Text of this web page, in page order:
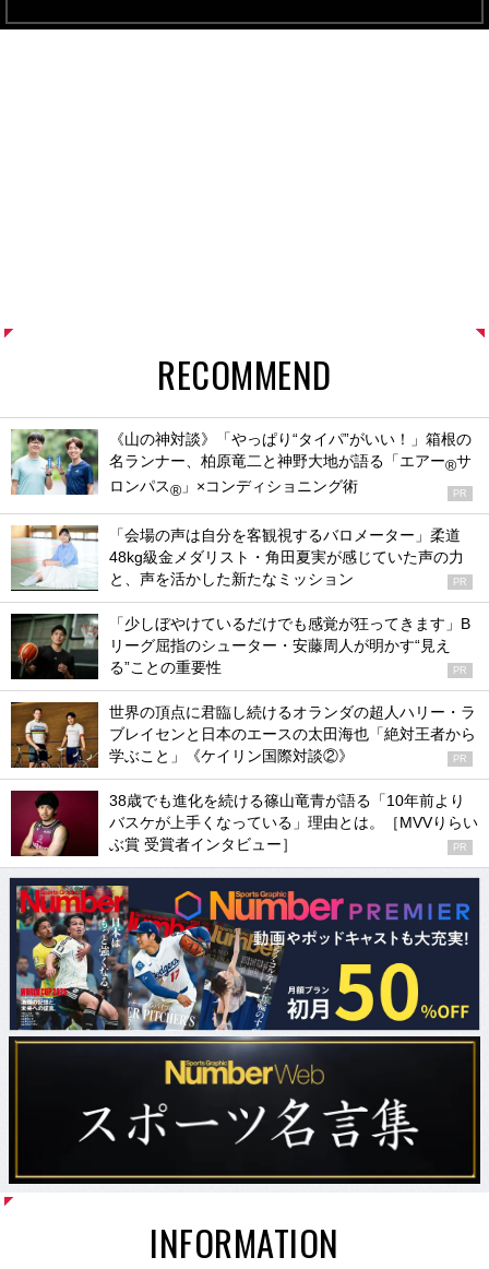
RECOMMEND
《山の神対談》「やっぱり“タイパ”がいい！」箱根の
名ランナー、柏原竜二と神野大地が語る「エアー®サ
ロンパス® 」×コンディショニング術 PR
「会場の声は自分を客観視するバロメーター」柔道
48kg級金メダリスト・角田夏実が感じていた声の力
と、声を活かした新たなミッション
PR
「少しぼやけているだけでも感覚が狂ってきます」B
リーグ屈指のシューター・安藤周人が明かす“見え
る”ことの重要性
PR
世界の頂点に君臨し続けるオランダの超人ハリー・ラ
ブレイセンと日本のエースの太田海也「絶対王者から
学ぶこと」《ケイリン国際対談②》
PR
38歳でも進化を続ける篠山竜青が語る「10年前より
バスケが上手くなっている」理由とは。［MVVりらい
ぶ賞 受賞者インタビュー］
PR
INFORMATION